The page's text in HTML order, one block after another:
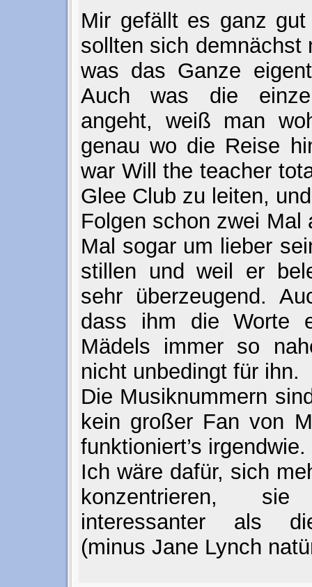
Mir gefällt es ganz
sollten sich demnächst
was das Ganze
Auch was die
angeht, weiß man
genau wo die Reise
war Will the teacher
Glee Club zu leiten,
Folgen schon zwei Mal
Mal sogar um lieber
stillen und weil er
sehr überzeugend.
dass ihm die Worte
Mädels immer so
nicht unbedingt für ihn.
Die Musiknummern
kein großer Fan von
funktioniert’s irgendwie.
Ich wäre dafür, sich
konzentrieren,
interessanter als
(minus Jane Lynch